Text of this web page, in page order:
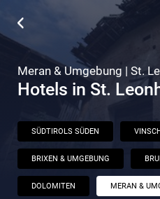
Meran & Umgebung | St.
Hotels in St.
SÜDTIROLS SÜDEN
BRIXEN & UMGEBUNG
DOLOMITEN MERAN &